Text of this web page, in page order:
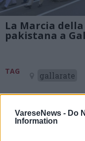
VareseNews - Do
Information
La Marcia
pakistana a
TAG gallarate
Leggi l'articolo: